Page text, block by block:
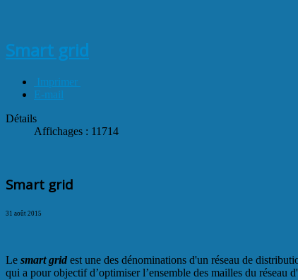
Smart grid
Imprimer
E-mail
Détails
Affichages : 11714
Smart grid
31 août 2015
Le smart grid est une des dénominations d'un réseau de
qui a pour objectif d’optimiser l’ensemble des mailles du réseau